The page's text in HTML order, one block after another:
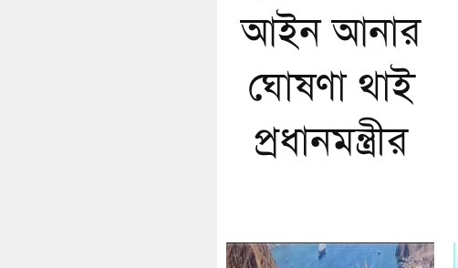
আইন আনার
ঘোষণা থাই
প্রধানমন্ত্রীর